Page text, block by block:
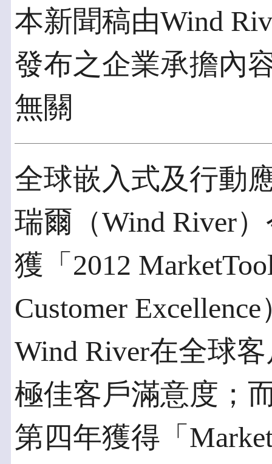
本新聞稿由Wind
發布之企業承擔內
無關
全球嵌入式及行動
瑞爾（Wind River
獲「2012
Customer
Wind River在全球
極佳客戶滿意度；
第四年獲得「